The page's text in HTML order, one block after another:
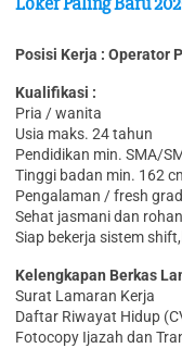
Posisi Kerja : Operator
Kualifikasi :
Pria / wanita
Usia maks. 24 tahun
Pendidikan min. SMA/
Tinggi badan min. 162
Pengalaman / fresh
Sehat jasmani dan
Siap bekerja sistem
Kelengkapan Berkas
Surat Lamaran Kerja
Daftar Riwayat Hidup
Fotocopy Ijazah dan